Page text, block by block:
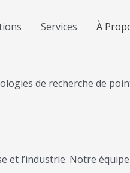
Services À
de recherche de
l’industrie. Notre équipe